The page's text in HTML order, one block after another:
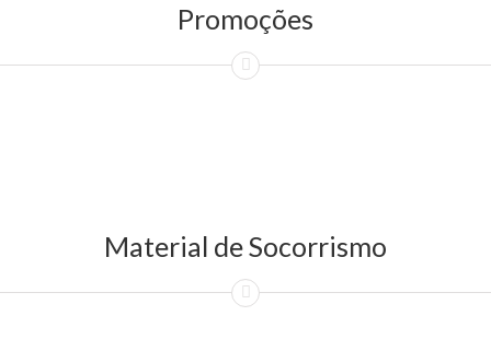
Promoções
Material de Socorrismo